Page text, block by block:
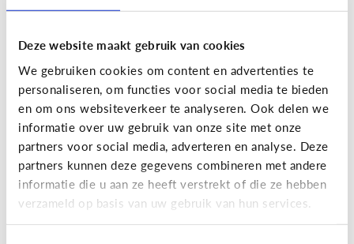
Deze website maakt gebruik van cookies
We gebruiken cookies om content en advertenties te
personaliseren, om functies voor social media te bieden
en om ons websiteverkeer te analyseren. Ook delen we
informatie over uw gebruik van onze site met onze
partners voor social media, adverteren en analyse. Deze
partners kunnen deze gegevens combineren met andere
informatie die u aan ze heeft verstrekt of die ze hebben
verzameld op basis van uw gebruik van hun services.
Nieuws en informatie
7 tips om met je kind te praten
over nieuws